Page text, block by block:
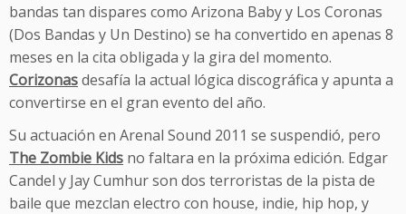
bandas tan dispares como Arizona Baby y Los Coronas
(Dos Bandas y Un Destino) se ha convertido en apenas 8
meses en la cita obligada y la gira del momento.
Corizonasdesafía la actual lógica discográfica y apunta a
convertirse en el gran evento del año.
Su actuación en Arenal Sound 2011 se suspendió, pero
The Zombie Kids no faltara en la próxima edición. Edgar
Candel y Jay Cumhur son dos terroristas de la pista de
baile que mezclan electro con house, indie, hip hop, y